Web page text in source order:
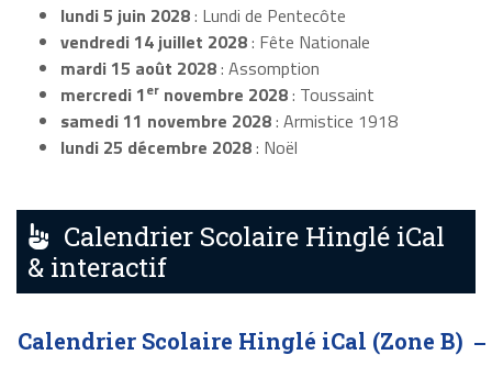
lundi 5 juin 2028: Lundi de Pentecôte
vendredi 14 juillet 2028: Fête Nationale
mardi 15 août 2028: Assomption
mercredi 1er novembre 2028: Toussaint
samedi 11 novembre 2028: Armistice 1918
lundi 25 décembre 2028: Noël
Calendrier Scolaire Hinglé iCal
& interactif
Calendrier Scolaire Hinglé iCal (Zone B)